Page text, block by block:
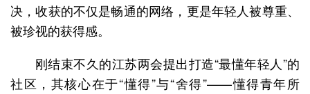
决，收获的不仅是畅通的网络，更是年轻人被尊重、
被珍视的获得感。
刚结束不久的江苏两会提出打造“最懂年轻人”的
社区，其核心在于“懂得”与“舍得”——懂得青年所